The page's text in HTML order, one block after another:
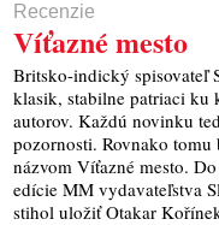
Recenzie
Víťazné mesto
Britsko-indický spisovateľ
klasik, stabilne patriaci ku
autorov. Každú novinku
pozornosti. Rovnako
názvom Víťazné mesto.
edície MM vydavateľstva
stihol uložiť Otakar